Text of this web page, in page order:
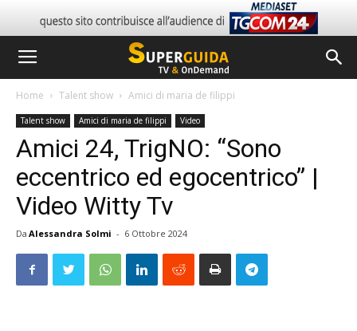
Home Talent show Amici di maria de filippi
Talent show Amici di maria de filippi Video
Amici 24, TrigNO: “Sono
eccentrico ed egocentrico” |
Video Witty Tv
Da Alessandra Solmi - 6 Ottobre 2024